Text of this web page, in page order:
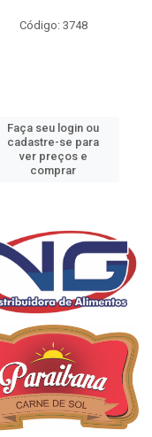
Código: 3748
Faça seu login ou
cadastre-se para
ver preços e
comprar